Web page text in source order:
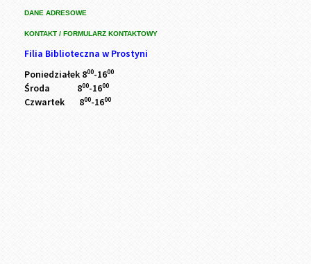
DANE ADRESOWE
KONTAKT / FORMULARZ KONTAKTOWY
Filia Biblioteczna w Prostyni
Poniedziałek 800-1600
Środa 800-1600
Czwartek 800-1600